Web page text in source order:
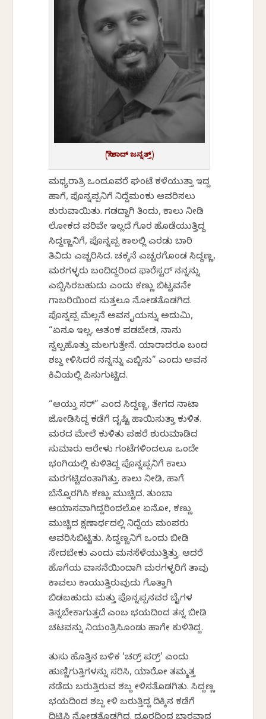
(ನೌಶಾದ್‌ ಜನ್ನತ್ತ್‌)
ಮಧ್ಯರಾತ್ರಿ ಒಂದೂವರೆ ಘಂಟೆ ಕಳೆಯುತ್ತಾ ಇದ್ದ
ಹಾಗೆ, ಪೊನ್ನಪ್ಪನಿಗೆ ನಿದ್ದೆಮಂಕು ಆವರಿಸಲು
ಶುರುವಾಯಿತು. ಗಡದ್ದಾಗಿ ತಿಂದು, ಕಾಲು ನೀಡಿ
ಲೋಕದ ಪರಿವೇ ಇಲ್ಲದೆ ಗೊರಕೆ ಹೊಡೆಯುತ್ತಿದ್ದ
ಸಿದ್ದಣ್ಣನಿಗೆ, ಪೊನ್ನಪ್ಪ ಕಾಲಲ್ಲಿ ಎರಡು ಬಾರಿ
ತಿವಿದು ಎಚ್ಚರಿಸಿದ. ಚಕ್ಕನೆ ಎಚ್ಚರಗೊಂಡ ಸಿದ್ದಣ್ಣ,
ಮರಗಳ್ಳರು ಬಂದಿದ್ದರಿಂದ ಫಾರೆಸ್ಟರ್ ನನ್ನನ್ನು
ಎಬ್ಬಿಸಿರಬಹುದು ಎಂದು ಕಣ್ಣು ಬಿಟ್ಟವನೇ
ಗಾಬರಿಯಿಂದ ಸುತ್ತಲೂ ನೋಡತೊಡಗಿದ.
ಪೊನ್ನಪ್ಪ ಮೆಲ್ಲನೆ ಅವನ ಕೈಯನ್ನು ಅದುಮಿ,
“ಏನೂ ಇಲ್ಲ, ಆತಂಕ ಪಡಬೇಡ, ನಾನು
ಸ್ವಲ್ಪಹೊತ್ತು ಮಲಗುತ್ತೇನೆ. ಯಾರಾದರೂ ಬಂದ
ಶಬ್ದ ಕೇಳಿಸಿದರೆ ನನ್ನನ್ನು ಎಬ್ಬಿಸು” ಎಂದು ಅವನ
ಕಿವಿಯಲ್ಲಿ ಪಿಸುಗುಟ್ಟಿದ.
“ಆಯ್ತು ಸರ್” ಎಂದ ಸಿದ್ದಣ್ಣ, ತೇಗದ ನಾಟಾ
ಜೋಡಿಸಿದ್ದ ಕಡೆಗೆ ದೃಷ್ಟಿ ಹಾಯಿಸುತ್ತಾ ಕುಳಿತ.
ಮರದ ಮೇಲೆ ಕುಳಿತು ಪಹರೆ ಶುರುಮಾಡಿದ
ಸುಮಾರು ಆರೇಳು ಗಂಟೆಗಳಿಂದಲೂ ಒಂದೇ
ಭಂಗಿಯಲ್ಲಿ ಕುಳಿತಿದ್ದ ಪೊನ್ನಪ್ಪನಿಗೆ ಕಾಲು
ಮರಗಟ್ಟಿದಂತಾಗಿತ್ತು. ಕಾಲು ನೀಡಿ, ಹಾಗೆ
ಬೆನ್ನೊರಗಿಸಿ ಕಣ್ಣು ಮುಚ್ಚಿದ. ತುಂಬಾ
ಆಯಾಸವಾಗಿದ್ದರಿಂದಲೋ ಏನೋ, ಕಣ್ಣು
ಮುಚ್ಚಿದ ಕ್ಷಣಾರ್ಧದಲ್ಲಿ ನಿದ್ದೆಯ ಮಂಪರು
ಆವರಿಸಿಬಿಟ್ಟಿತು. ಸಿದ್ದಣ್ಣನಿಗೆ ಒಂದು ಬೀಡಿ
ಸೇದಬೇಕು ಎಂದು ಮನಸೆಳೆಯುತ್ತಿತ್ತು. ಆದರೆ
ಹೊಗೆಯ ವಾಸನೆಯಿಂದಾಗಿ ಮರಗಳ್ಳರಿಗೆ ತಾವು
ಕಾವಲು ಕಾಯುತ್ತಿರುವುದು ಗೊತ್ತಾಗಿ
ಬಿಡಬಹುದು ಮತ್ತು ಪೊನ್ನಪ್ಪನವರ ಬೈಗಳ
ತಿನ್ನಬೇಕಾಗುತ್ತದೆ ಎಂಬ ಭಯದಿಂದ ತನ್ನ ಬೀಡಿ
ಚಟವನ್ನು ನಿಯಂತ್ರಿಸಿಕೊಂಡು ಹಾಗೇ ಕುಳಿತಿದ್ದ.
ತುಸು ಹೊತ್ತಿನ ಬಳಿಕ ‘ಚರ್ರ್ ಪರ್ರ್’ ಎಂದು
ಹುಣ್ಣಿಗುತ್ತಿಗಳನ್ನು ಸರಿಸಿ, ಯಾರೋ ತಮ್ಮತ್ತ
ನಡೆದು ಬರುತ್ತಿರುವ ಶಬ್ದ ಕೇಳಿಸತೊಡಗಿತು. ಸಿದ್ದಣ್ಣ
ಭಯದಿಂದ ಶಬ್ದ ಕೇಳಿ ಬರುತ್ತಿದ್ದ ದಿಕ್ಕಿನ ಕಡೆಗೆ